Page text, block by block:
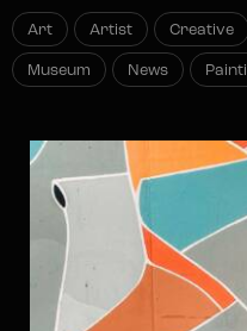
Art Artist Creative
Museum News